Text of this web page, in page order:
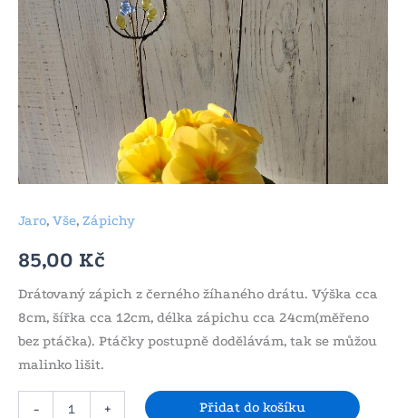
Jaro, Vše, Zápichy
85,00 Kč
Drátovaný zápich z černého žíhaného drátu. Výška cca
8cm, šířka cca 12cm, délka zápichu cca 24cm(měřeno
bez ptáčka). Ptáčky postupně dodělávám, tak se můžou
malinko lišit.
- + Přidat do košíku